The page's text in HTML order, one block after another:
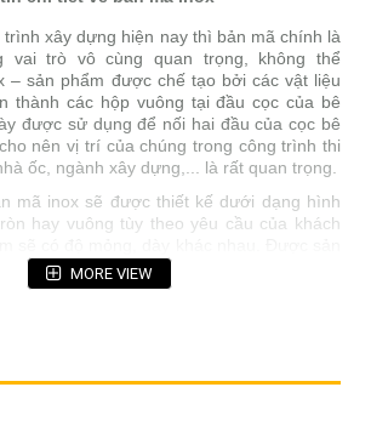
xây dựng hiện nay thì bản mã chính là
vai trò vô cùng quan trọng, không thể
– sản phẩm được chế tạo bởi các vật liệu
thành các hộp vuông tại đầu cọc của bê
được sử dụng để nối hai đầu của cọc bê
nên vị trí của chúng trong công trình thi
ốc, ngành xây dựng,... là rất quan trọng.
mã inox sẽ được thiết kế dưới dạng hình
hay vuông tùy theo yêu cầu của khách
mác inox SUS 304 hoặc SUS 201, bản
phẩm này là:
kích cỡ và hình dáng riêng của sản
phù hợp với tính chất của công việc
MORE VIEW